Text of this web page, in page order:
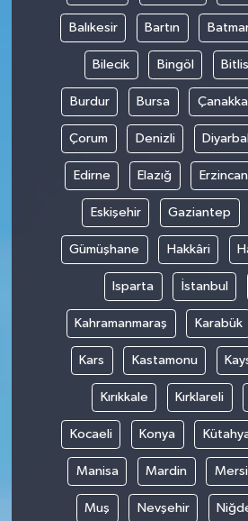
Balıkesir Bartın
Bilecik Bingöl Bitlis
Burdur Bursa
Çorum Denizli
Edirne Elazığ Erzincan
Eskişehir Gaziantep
Gümüşhane Hakkâri
Isparta İstanbul
Kahramanmaraş Karabük
Kars Kastamonu
Kırıkkale Kırklareli
Kocaeli Konya
Manisa Mardin
Muş Nevşehir